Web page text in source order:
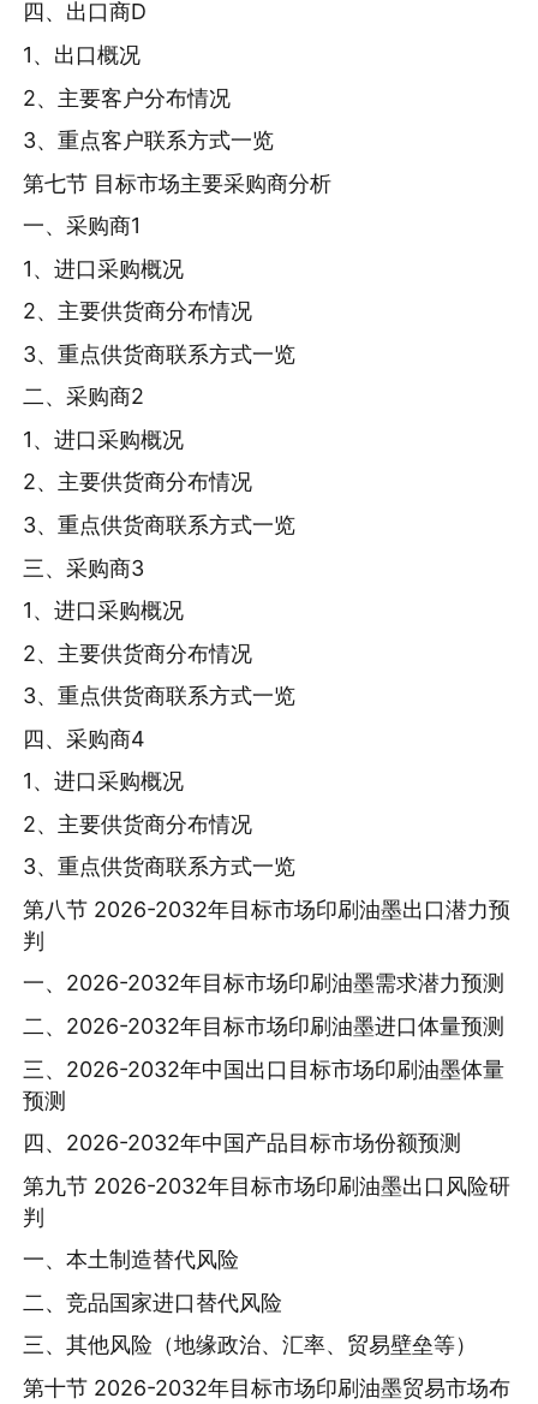
四、出口商D
1、出口概况
2、主要客户分布情况
3、重点客户联系方式一览
第七节 目标市场主要采购商分析
一、采购商1
1、进口采购概况
2、主要供货商分布情况
3、重点供货商联系方式一览
二、采购商2
1、进口采购概况
2、主要供货商分布情况
3、重点供货商联系方式一览
三、采购商3
1、进口采购概况
2、主要供货商分布情况
3、重点供货商联系方式一览
四、采购商4
1、进口采购概况
2、主要供货商分布情况
3、重点供货商联系方式一览
第八节 2026-2032年目标市场印刷油墨出口潜力预
判
一、2026-2032年目标市场印刷油墨需求潜力预测
二、2026-2032年目标市场印刷油墨进口体量预测
三、2026-2032年中国出口目标市场印刷油墨体量
预测
四、2026-2032年中国产品目标市场份额预测
第九节 2026-2032年目标市场印刷油墨出口风险研
判
一、本土制造替代风险
二、竞品国家进口替代风险
三、其他风险（地缘政治、汇率、贸易壁垒等）
第十节 2026-2032年目标市场印刷油墨贸易市场布